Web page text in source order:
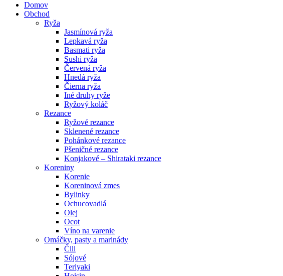
Domov
Obchod
Ryža
Jasmínová ryža
Lepkavá ryža
Basmati ryža
Sushi ryža
Červená ryža
Hnedá ryža
Čierna ryža
Iné druhy ryže
Ryžový koláč
Rezance
Ryžové rezance
Sklenené rezance
Pohánkové rezance
Pšeničné rezance
Konjakové – Shirataki rezance
Koreniny
Korenie
Koreninová zmes
Bylinky
Ochucovadlá
Olej
Ocot
Víno na varenie
Omáčky, pasty a marinády
Čili
Sójové
Teriyaki